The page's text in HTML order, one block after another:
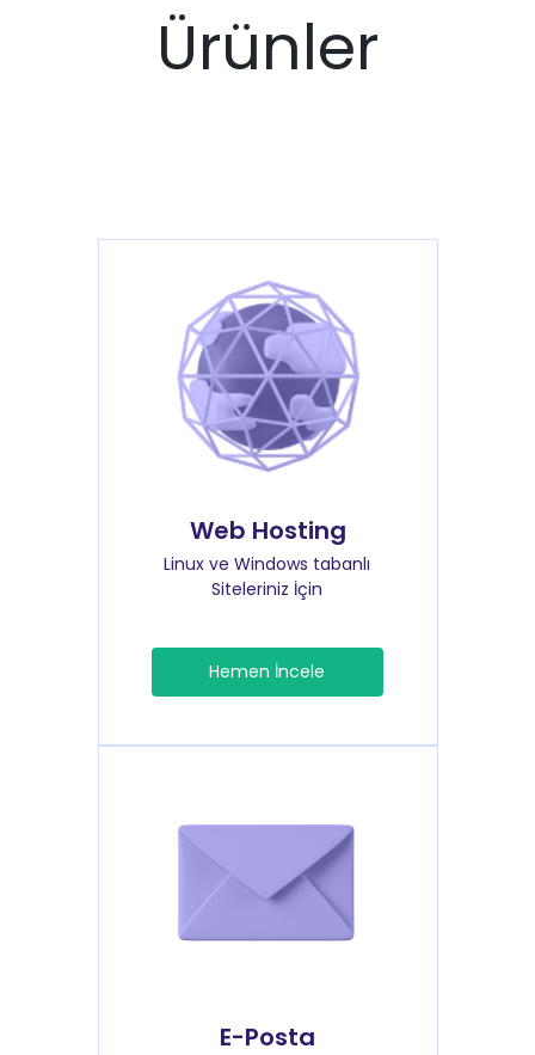
Ürünler
Web Hosting
Linux ve Windows tabanlı
Siteleriniz İçin
Hemen İncele
E-Posta